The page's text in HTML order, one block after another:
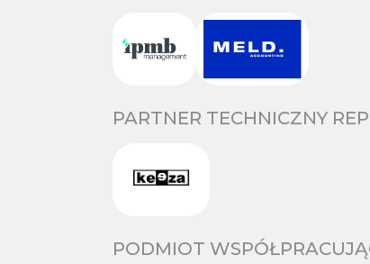
PARTNER TECHNICZNY
PODMIOT